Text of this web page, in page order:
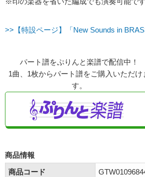
>>【特設ページ】「New Sounds in
パート譜をぷりんと楽譜で配信中！
1曲、1枚からパート譜をご購入いただけ
す。
商品情報
商品コード